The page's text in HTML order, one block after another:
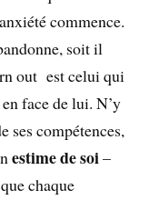
commence.
soit il
out est celui qui
face de lui. N’y
ses compétences,
estime de soi–
chaque